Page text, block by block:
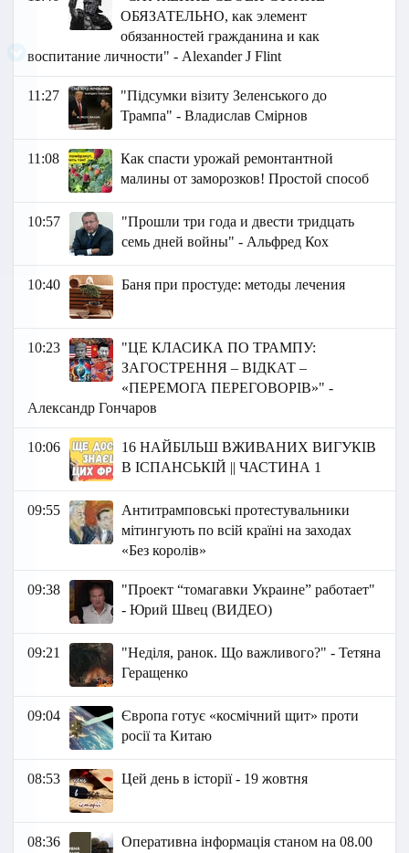
ОБЯЗАТЕЛЬНО, как элемент
обязанностей гражданина и как
воспитание личности" - Аlexander J Flint
11:27
"Підсумки візиту Зеленського до
Трампа" - Владислав Смірнов
11:08
Как спасти урожай ремонтантной
малины от заморозков! Простой способ
10:57
"Прошли три года и двести тридцать
семь дней войны" - Альфред Кох
10:40 Баня при простуде: методы лечения
10:23
"ЦЕ КЛАСИКА ПО ТРАМПУ:
ЗАГОСТРЕННЯ – ВІДКАТ –
«ПЕРЕМОГА ПЕРЕГОВОРІВ»" -
Александр Гончаров
10:06
16 НАЙБІЛЬШ ВЖИВАНИХ ВИГУКІВ
В ІСПАНСЬКІЙ || ЧАСТИНА 1
09:55
Антитрамповські протестувальники
мітингують по всій країні на заходах
«Без королів»
09:38
"Проект “томагавки Украине” работает"
- Юрий Швец (ВИДЕО)
09:21
"Неділя, ранок. Що важливого?" - Тетяна
Геращенко
09:04
Європа готує «космічний щит» проти
росії та Китаю
08:53 Цей день в історії - 19 жовтня
08:36
Оперативна інформація станом на 08.00